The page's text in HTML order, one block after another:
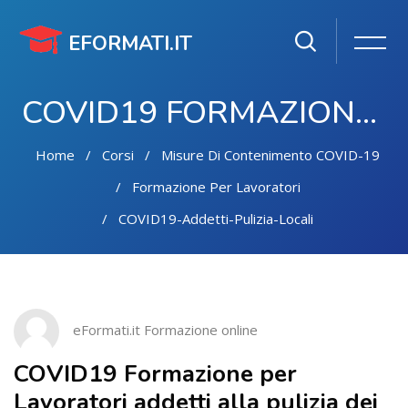
EFORMATI.IT
COVID19 FORMAZIONE PER LAVORATORI ADDETTI ALLA PULIZIA DEI LOCALI
Home Corsi
Misure Di Contenimento COVID-19
Formazione Per Lavoratori
COVID19-Addetti-Pulizia-Locali
Salta [Cocoon] Course Intro
eFormati.it Formazione online
COVID19 Formazione per